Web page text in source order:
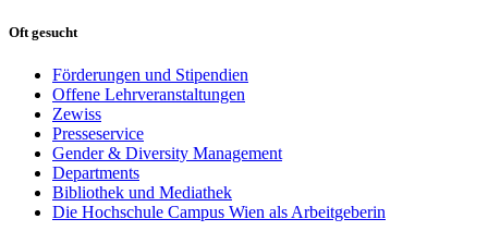
Oft gesucht
Förderungen und Stipendien
Offene Lehrveranstaltungen
Zewiss
Presseservice
Gender & Diversity Management
Departments
Bibliothek und Mediathek
Die Hochschule Campus Wien als Arbeitgeberin